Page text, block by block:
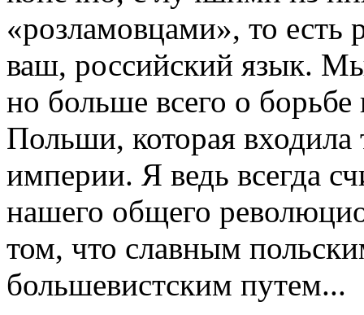
«розламовцами», то есть
ваш, российский язык.
но больше всего о
Польши, которая входила
империи. Я ведь всегда
нашего общего
том, что славным
большевистским путем...